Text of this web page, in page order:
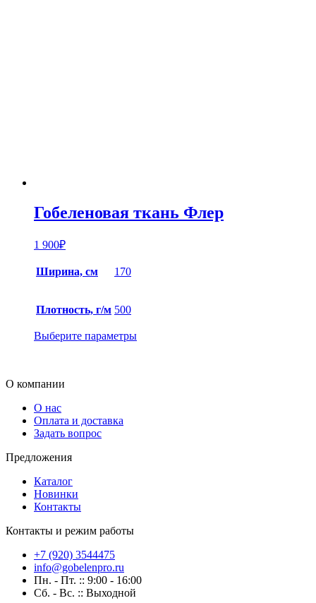
Гобеленовая ткань Флер
1 900₽
Ширина, см 170
Плотность, г/м 500
Выберите параметры
О компании
О нас
Оплата и доставка
Задать вопрос
Предложения
Каталог
Новинки
Контакты
Контакты и режим работы
+7 (920) 3544475
info@gobelenpro.ru
Пн. - Пт. :: 9:00 - 16:00
Сб. - Вс. :: Выходной